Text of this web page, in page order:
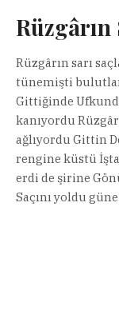
Rüzgârın sarı
tünemişti
Gittiğinde
kanıyordu
ağlıyordu Gittin
rengine küstü
erdi de şirine
Saçını yoldu